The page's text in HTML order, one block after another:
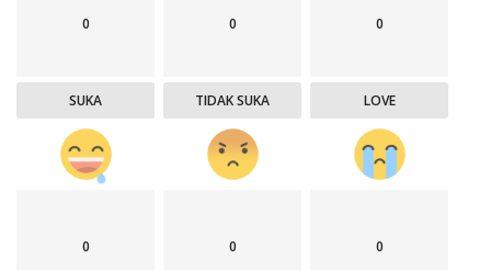
0
SUKA
0
TIDAK SUKA
0
LOVE
0 0 0